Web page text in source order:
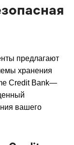
предлагают
хранения
Credit Bank—
вашего